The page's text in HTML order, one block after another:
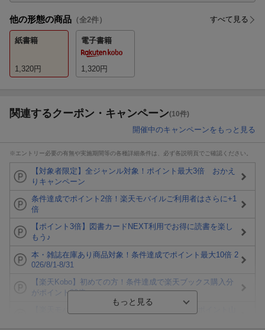
他の形態の商品 （全2件） すべて見る
紙書籍
1,320円
電子書籍
1,320円
関連するクーポン・キャンペーン(10件)
開催中のキャンペーンをもっと見る
※エントリー必要の有無や実施期間等の各種詳細条件は、必ず各説明頁でご確認ください。
【対象者限定】全ジャンル対象！ポイント最大3倍 おかえ
りキャンペーン
条件達成でポイント2倍！楽天モバイルご利用者はさらに+1
倍
【ポイント3倍】図書カードNEXT利用でお得に読書を楽し
もう♪
本・雑誌在庫あり商品対象！条件達成でポイント最大10倍 2
026/8/1-8/31
【楽天Kobo】初めての方！条件達成で楽天ブックス購入分
がポイント20倍